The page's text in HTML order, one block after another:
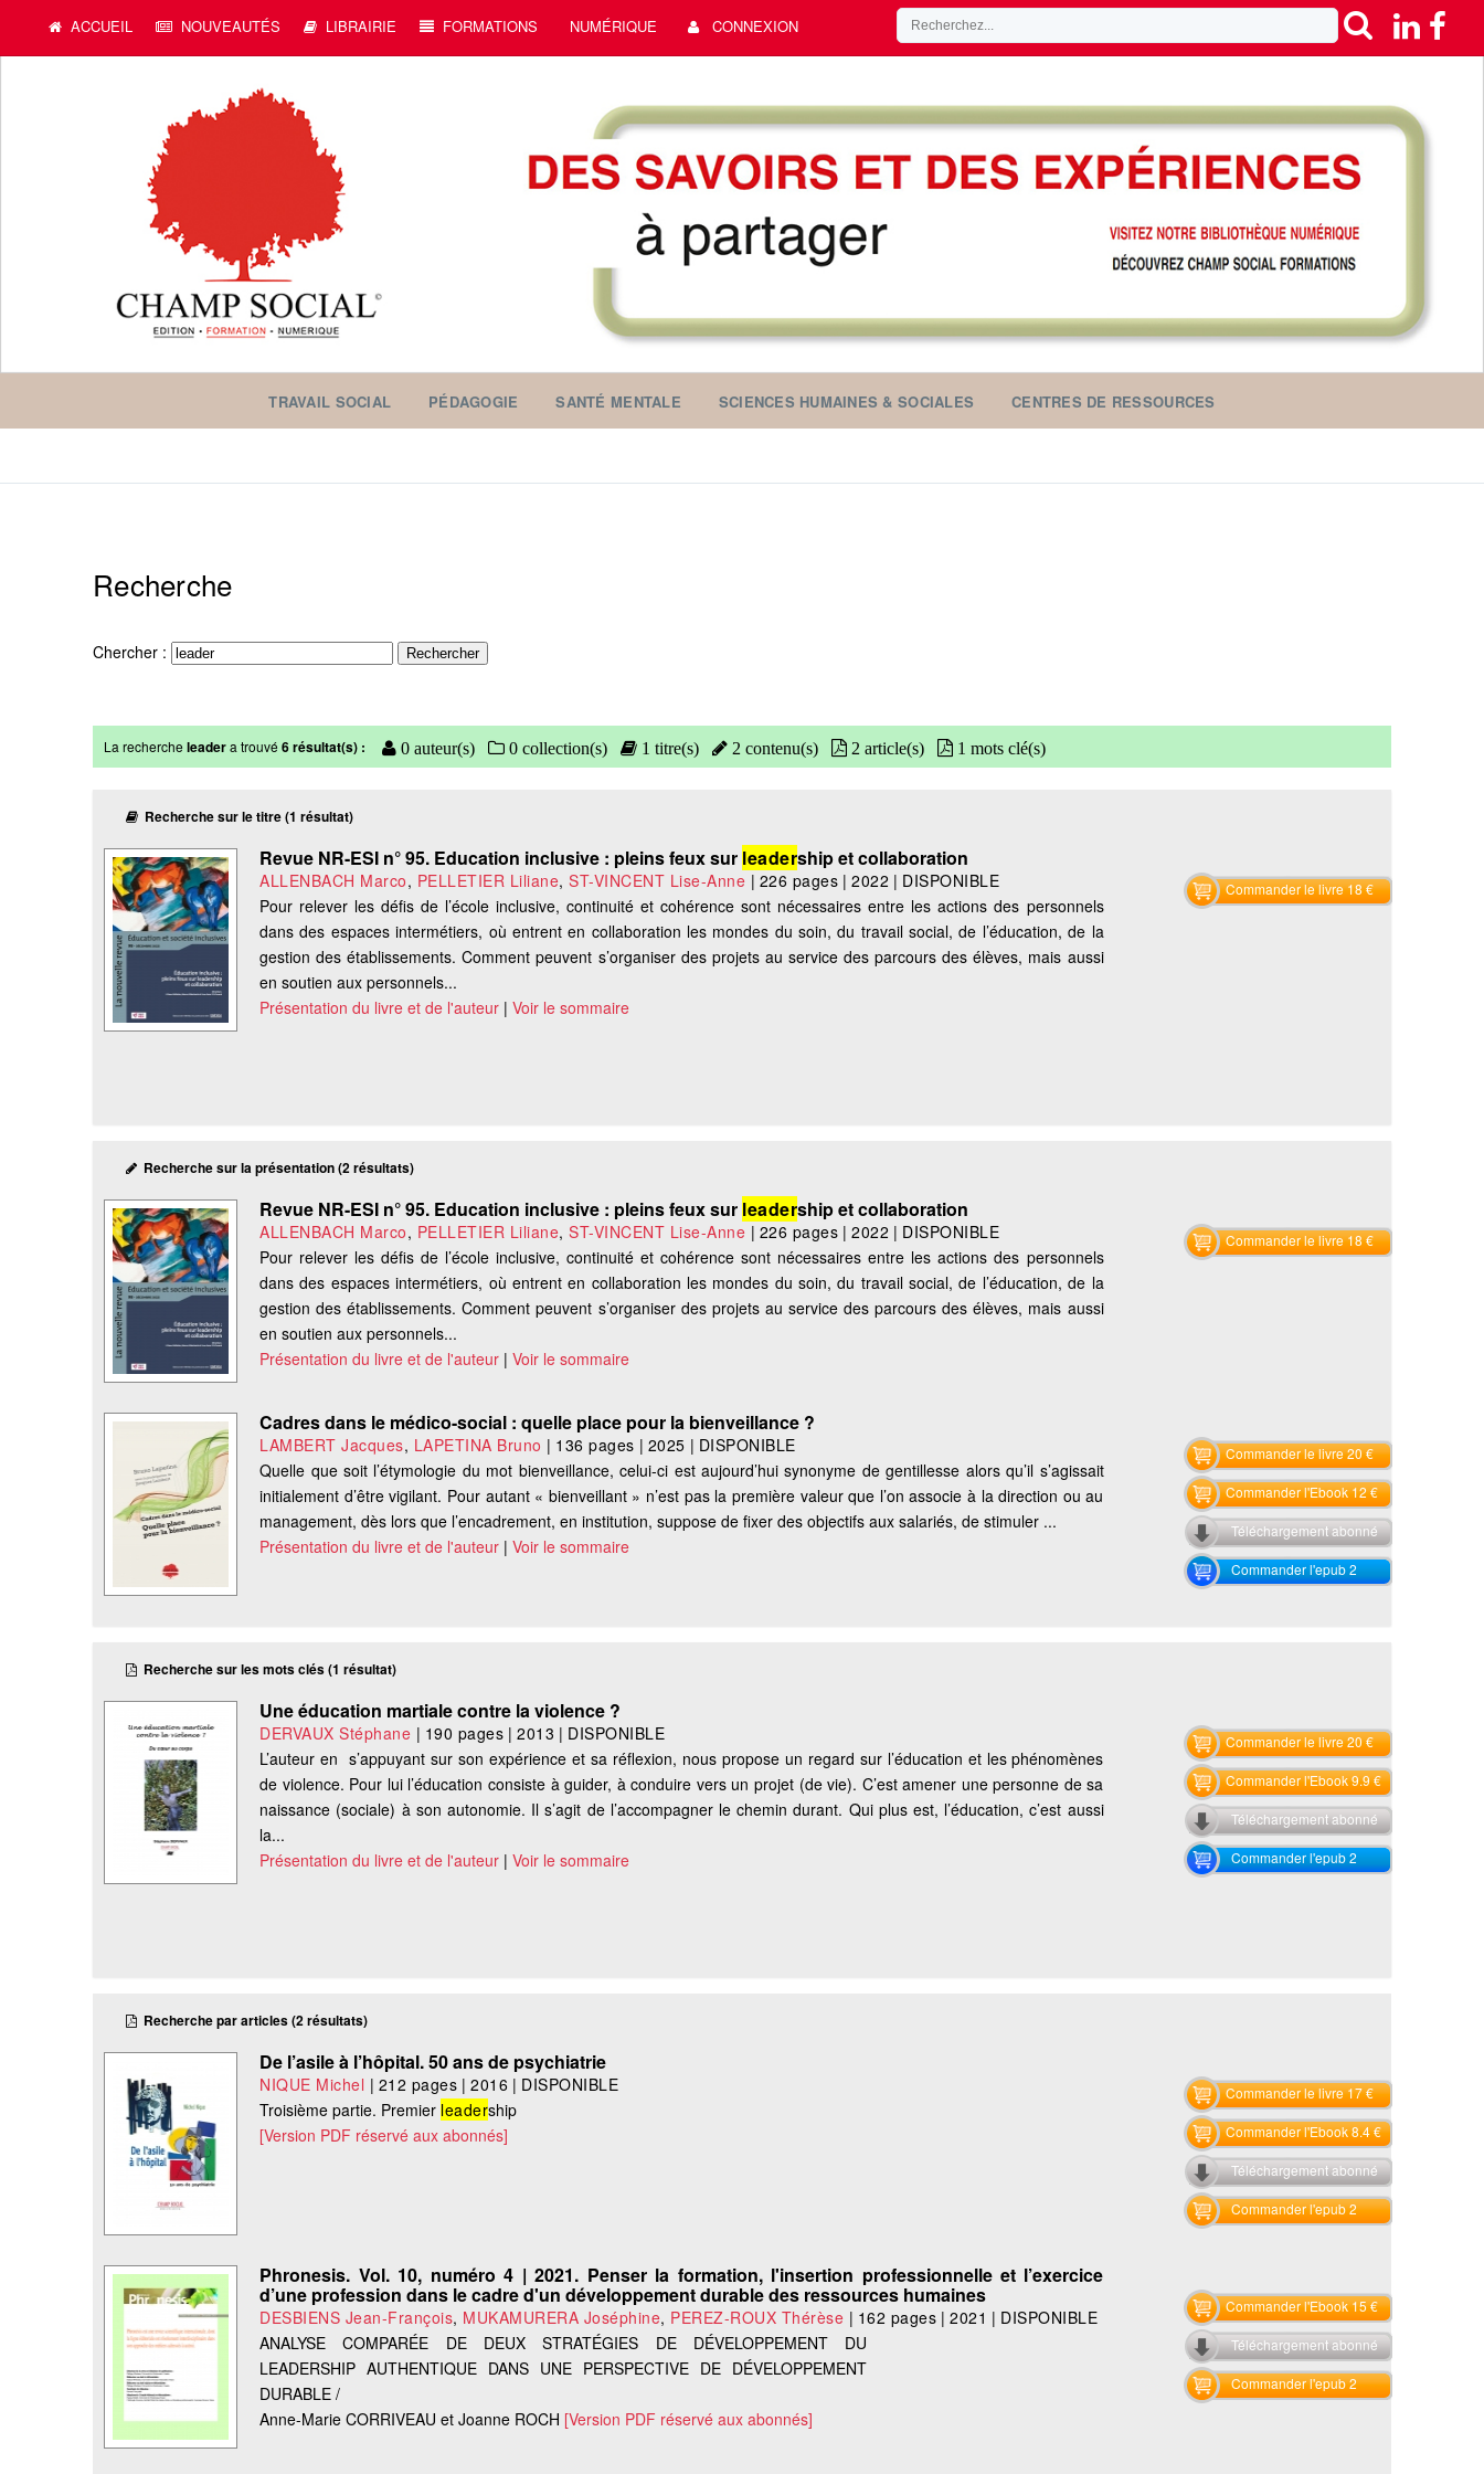
ACCUEIL NOUVEAUTÉS LIBRAIRIE FORMATIONS NUMÉRIQUE CONNEXION
TRAVAIL SOCIAL PÉDAGOGIE SANTÉ MENTALE SCIENCES HUMAINES & SOCIALES CENTRES DE RESSOURCES
Recherche
Chercher :
La rechercheleadera trouvé6 résultat(s) : 0 auteur(s) 0 collection(s) 1 titre(s) 2 contenu(s) 2 article(s) 1 mots clé(s)
Recherche sur le titre (1 résultat)
Revue NR-ESI n° 95. Education inclusive : pleins feux sur leadership et collaboration
ALLENBACH Marco, PELLETIER Liliane,ST-VINCENT Lise-Anne | 226 pages |2022 | DISPONIBLE
Pour relever les défis de l’école inclusive, continuité et cohérence sont nécessaires entre les actions des personnels
dans des espaces intermétiers, où entrent en collaboration les mondes du soin, du travail social, de l’éducation, de la
gestion des établissements. Comment peuvent s’organiser des projets au service des parcours des élèves, mais aussi
en soutien aux personnels...
Présentation du livre et de l'auteur |Voir le sommaire
Commander le livre 18 €
Recherche sur la présentation (2 résultats)
Revue NR-ESI n° 95. Education inclusive : pleins feux sur leadership et collaboration
ALLENBACH Marco, PELLETIER Liliane,ST-VINCENT Lise-Anne | 226 pages |2022 | DISPONIBLE
Pour relever les défis de l’école inclusive, continuité et cohérence sont nécessaires entre les actions des personnels
dans des espaces intermétiers, où entrent en collaboration les mondes du soin, du travail social, de l’éducation, de la
gestion des établissements. Comment peuvent s’organiser des projets au service des parcours des élèves, mais aussi
en soutien aux personnels...
Présentation du livre et de l'auteur |Voir le sommaire
Commander le livre 18 €
Cadres dans le médico-social : quelle place pour la bienveillance ?
LAMBERT Jacques, LAPETINA Bruno | 136 pages | 2025 | DISPONIBLE
Quelle que soit l’étymologie du mot bienveillance, celui-ci est aujourd’hui synonyme de gentillesse alors qu’il s’agissait
initialement d’être vigilant. Pour autant « bienveillant » n’est pas la première valeur que l’on associe à la direction ou au
management, dès lors que l’encadrement, en institution, suppose de fixer des objectifs aux salariés, de stimuler ...
Présentation du livre et de l'auteur |Voir le sommaire
Commander le livre 20 €
Commander l'Ebook 12 €
Téléchargement abonné
Commander l'epub 2
Recherche sur les mots clés (1 résultat)
Une éducation martiale contre la violence ?
DERVAUX Stéphane | 190 pages |2013 | DISPONIBLE
L’auteur en s’appuyant sur son expérience et sa réflexion, nous propose un regard sur l’éducation et les phénomènes
de violence. Pour lui l’éducation consiste à guider, à conduire vers un projet (de vie). C’est amener une personne de sa
naissance (sociale) à son autonomie. Il s’agit de l’accompagner le chemin durant. Qui plus est, l’éducation, c’est aussi
la...
Présentation du livre et de l'auteur |Voir le sommaire
Commander le livre 20 €
Commander l'Ebook 9.9 €
Téléchargement abonné
Commander l'epub 2
Recherche par articles (2 résultats)
De l’asile à l’hôpital. 50 ans de psychiatrie
NIQUE Michel | 212 pages |2016 | DISPONIBLE
Troisième partie. Premier leadership
[Version PDF réservé aux abonnés]
Commander le livre 17 €
Commander l'Ebook 8.4 €
Téléchargement abonné
Commander l'epub 2
Phronesis. Vol. 10, numéro 4 | 2021. Penser la formation, l'insertion professionnelle et l’exercice
d’une profession dans le cadre d'un développement durable des ressources humaines
DESBIENS Jean-François, MUKAMURERA Joséphine, PEREZ-ROUX Thérèse | 162 pages |2021 | DISPONIBLE
ANALYSE COMPARÉE DE DEUX STRATÉGIES DE DÉVELOPPEMENT DU
LEADERSHIP AUTHENTIQUE DANS UNE PERSPECTIVE DE DÉVELOPPEMENT
DURABLE /
Anne-Marie CORRIVEAU et Joanne ROCH [Version PDF réservé aux abonnés]
Commander l'Ebook 15 €
Téléchargement abonné
Commander l'epub 2